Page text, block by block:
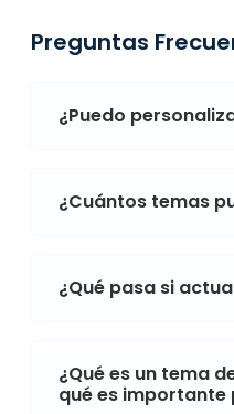
Preguntas
¿Puedo
¿Cuántos temas
¿Qué pasa si
¿Qué es un tema
qué es importante